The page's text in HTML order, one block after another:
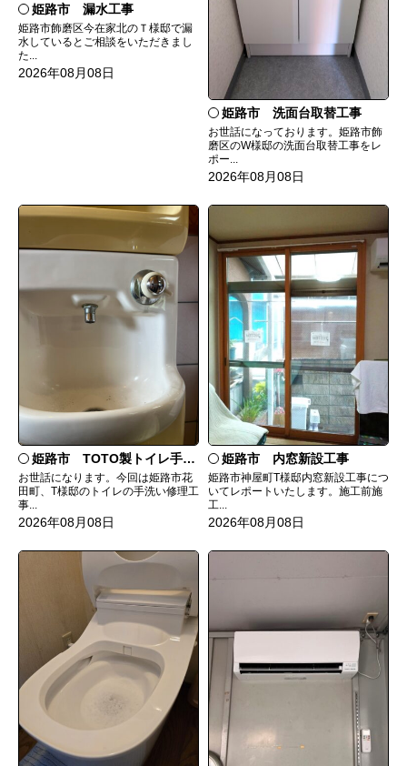
姫路市 漏水工事
姫路市飾磨区今在家北のＴ様邸で漏
水しているとご相談をいただきまし
た...
2026年08月08日
姫路市 洗面台取替工事
お世話になっております。姫路市飾
磨区のW様邸の洗面台取替工事をレ
ポー...
2026年08月08日
姫路市 TOTO製トイレ手洗いの水漏れ修理
お世話になります。今回は姫路市花
田町、T様邸のトイレの手洗い修理工
事...
2026年08月08日
姫路市 内窓新設工事
姫路市神屋町T様邸内窓新設工事につ
いてレポートいたします。施工前施
工...
2026年08月08日